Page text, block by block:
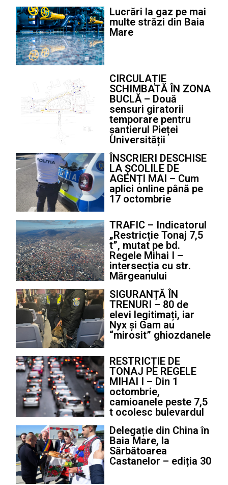
Lucrări la gaz pe mai
multe străzi din Baia
Mare
CIRCULAȚIE
SCHIMBATĂ ÎN ZONA
BUCLĂ – Două
sensuri giratorii
temporare pentru
șantierul Pieței
Universității
ÎNSCRIERI DESCHISE
LA ȘCOLILE DE
AGENȚI MAI – Cum
aplici online până pe
17 octombrie
TRAFIC – Indicatorul
„Restricție Tonaj 7,5
t”, mutat pe bd.
Regele Mihai I –
intersecția cu str.
Mărgeanului
SIGURANȚĂ ÎN
TRENURI – 80 de
elevi legitimați, iar
Nyx și Gam au
“mirosit” ghiozdanele
RESTRICȚIE DE
TONAJ PE REGELE
MIHAI I – Din 1
octombrie,
camioanele peste 7,5
t ocolesc bulevardul
Delegație din China în
Baia Mare, la
Sărbătoarea
Castanelor – ediția 30